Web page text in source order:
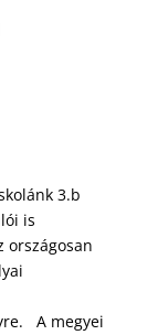
3.b
is
országosan
A megyei